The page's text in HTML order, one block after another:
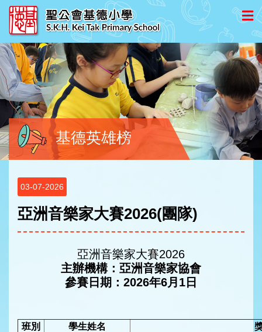
基德英雄榜
03-07-2026
亞洲音樂家大賽2026(團隊)
亞洲音樂家大賽2026
主辦機構：亞洲音樂家協會
參賽日期：2026年6月1日
班別 學生姓名